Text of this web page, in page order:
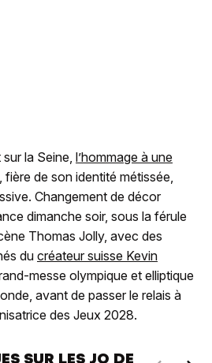
la Seine, l’hommage à une
, fière de son identité métissée,
Changement de décor
dimanche soir, sous la férule
Thomas Jolly, avec des
du créateur suisse Kevin
messe olympique et elliptique
avant de passer le relais à
des Jeux 2028.
SUR LES JO DE